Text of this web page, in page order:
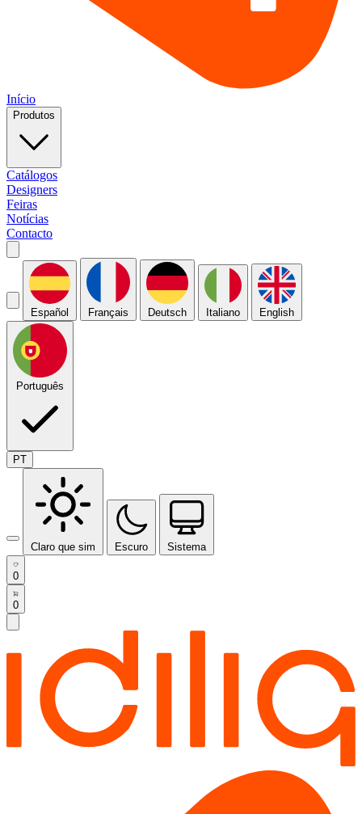
Início
Produtos
Catálogos
Designers
Feiras
Notícias
Contacto
Español Français Deutsch Italiano English
Português
PT
Claro que sim Escuro Sistema
0
0